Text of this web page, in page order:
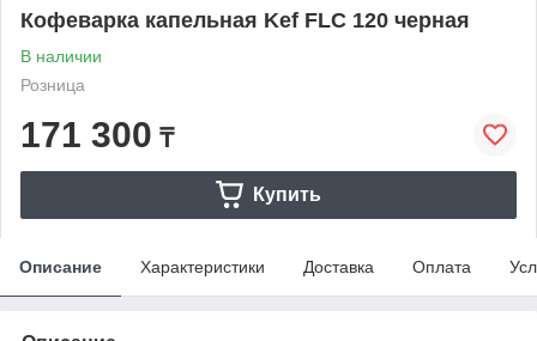
Кофеварка капельная Kef FLC 120 черная
В наличии
Розница
171 300 ₸
Купить
Описание Характеристики Доставка Оплата